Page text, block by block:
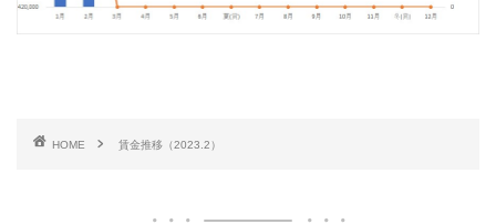
HOME 賃金推移（2023.2）